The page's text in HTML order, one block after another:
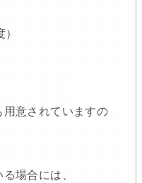
意されていますの
場合には、